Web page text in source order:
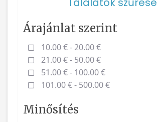
Árajánlat szerint
10.00 € - 20.00 €
21.00 € - 50.00 €
51.00 € - 100.00 €
101.00 € - 500.00 €
Minősítés